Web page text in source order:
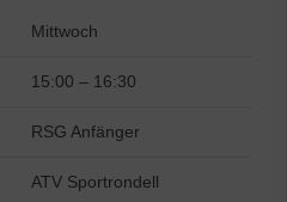
Mittwoch
15:00 – 16:30
RSG Anfänger
ATV Sportrondell